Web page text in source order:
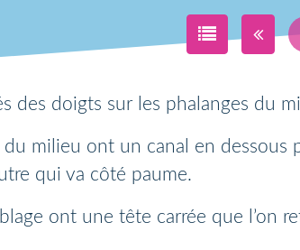
des doigts sur les phalanges du
du milieu ont un canal en dessous
qui va côté paume.
ont une tête carrée que l’on